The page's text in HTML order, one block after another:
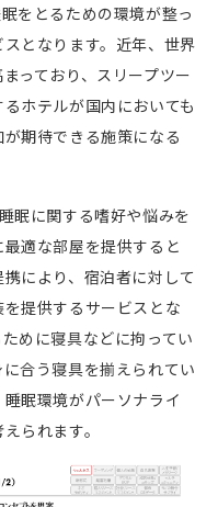
をとるための環境が整っ
となります。近年、世界
っており、スリープツー
ホテルが国内においても
期待できる施策になる
眠に関する嗜好や悩みを
適な部屋を提供すると
により、宿泊者に対して
提供するサービスとな
めに寝具などに拘ってい
合う寝具を揃えられてい
眠環境がパーソナライ
られます。